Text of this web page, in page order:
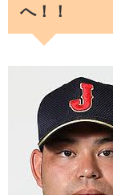
へ！！